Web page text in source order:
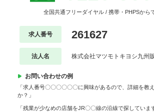
全国共通フリーダイヤル / 携帯・PHPSから
求人番号 261627
法人名 株式会社マツモトキヨシ九
お問い合わせの例
「求人番号〇〇〇〇〇〇に興味があるので、詳細を教
か？」
「残業が少なめの店舗をJR〇〇線の沿線で探していま